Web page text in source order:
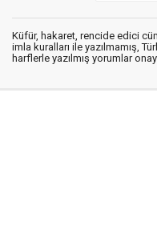
Küfür, hakaret, rencide edici
imla kuralları ile yazılmamış,
harflerle yazılmış yorumlar